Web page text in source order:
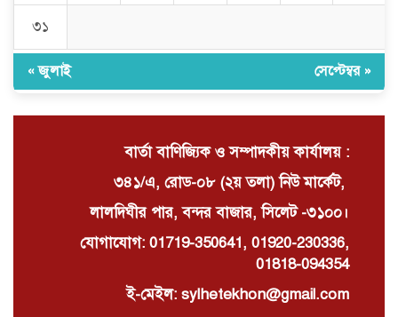
উদ্যোগে বিশ্ব হেড-নেক ক্যান্সার ডে
৩১
« জুলাই সেপ্টেম্বর »
বার্তা বাণিজ্যিক ও সম্পাদকীয় কার্যালয় :
৩৪১/এ, রোড-০৮ (২য় তলা) নিউ মার্কেট,
লালদিঘীর পার, বন্দর বাজার, সিলেট -৩১০০।
যোগাযোগ: 01719-350641, 01920-230336,
01818-094354
ই-মেইল: sylhetekhon@gmail.com